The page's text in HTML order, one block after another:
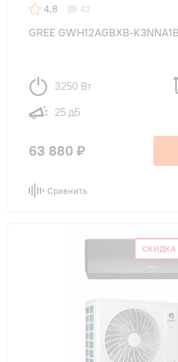
4,8 43
GREE GWH12AGBXB-
3250 Вт
25 дБ
63 880 ₽
Сравнить
СКИДКА